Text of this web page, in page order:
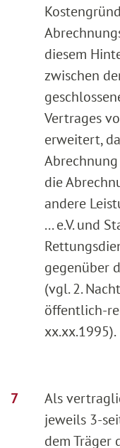
diesem
zwischen
Vertrages
erweitert,
Abrechnung
die
andere
... e.V. und
gegenüber
(vgl. 2.
öffentlich-
xx.xx.1995).
Als
jeweils 3-
dem Träger